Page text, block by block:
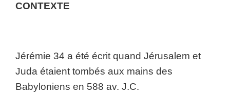
CONTEXTE
Jérémie 34 a été écrit quand Jérusalem et
Juda étaient tombés aux mains des
Babyloniens en 588 av. J.C.